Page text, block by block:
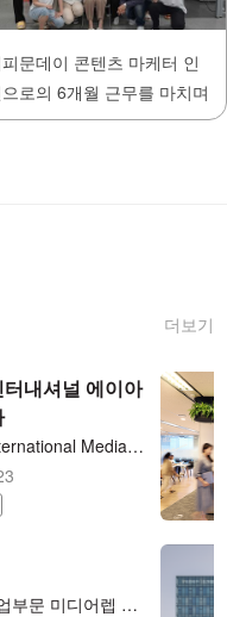
문데이 콘텐츠 마케터 인
로의 6개월 근무를 마치며
더보기
내셔널 에이아
TELUS International Media Search Analyst - Korean (KR) 재택 파트타임 (직장병행 가능)
솔루션 사업부문 미디어렙 본부 세일즈팀 LEVER Xpert(B2B SaaS) 세일즈 매니저 (전환형 인턴)